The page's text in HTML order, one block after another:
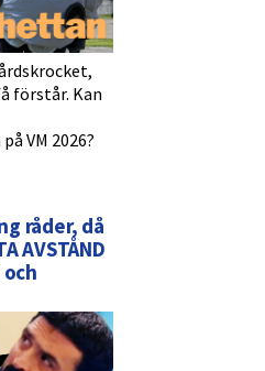
förstår. Kan
VM 2026?
råder, då
AVSTÅND
och